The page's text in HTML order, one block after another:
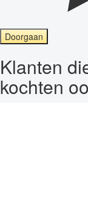
Doorgaan
Klanten
kochten